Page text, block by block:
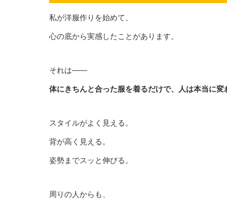
私が洋服作りを始めて、
心の底から実感したことがあります。
それは――
体にきちんと合った服を着るだけで、人は本当に変
スタイルがよく見える。
背が高く見える。
姿勢までスッと伸びる。
周りの人からも、